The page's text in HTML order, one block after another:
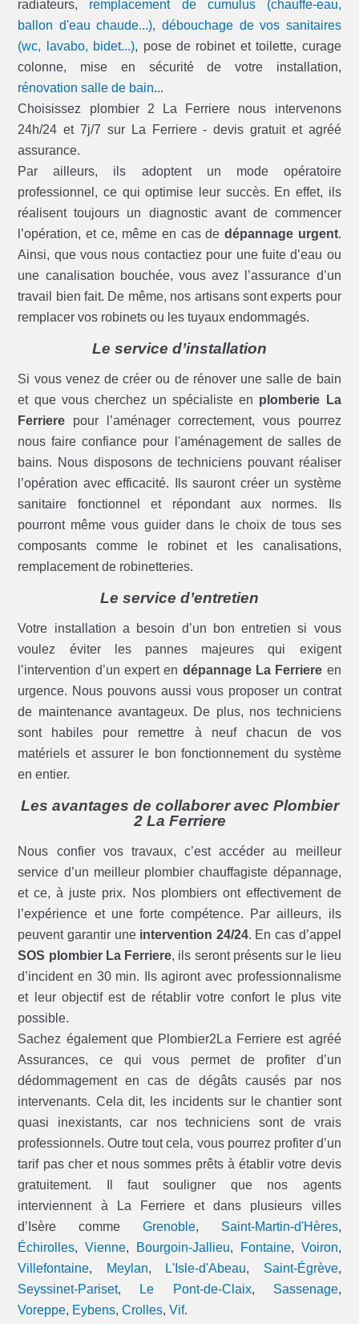
radiateurs, remplacement de cumulus (chauffe-eau,
ballon d'eau chaude...), débouchage de vos sanitaires
(wc, lavabo, bidet...), pose de robinet et toilette, curage
colonne, mise en sécurité de votre installation,
rénovation salle de bain...
Choisissez plombier 2 La Ferriere nous intervenons
24h/24 et 7j/7 sur La Ferriere - devis gratuit et agréé
assurance.
Par ailleurs, ils adoptent un mode opératoire
professionnel, ce qui optimise leur succès. En effet, ils
réalisent toujours un diagnostic avant de commencer
l’opération, et ce, même en cas de dépannage urgent.
Ainsi, que vous nous contactiez pour une fuite d’eau ou
une canalisation bouchée, vous avez l’assurance d’un
travail bien fait. De même, nos artisans sont experts pour
remplacer vos robinets ou les tuyaux endommagés.
Le service d’installation
Si vous venez de créer ou de rénover une salle de bain
et que vous cherchez un spécialiste en plomberie La
Ferriere pour l’aménager correctement, vous pourrez
nous faire confiance pour l'aménagement de salles de
bains. Nous disposons de techniciens pouvant réaliser
l’opération avec efficacité. Ils sauront créer un système
sanitaire fonctionnel et répondant aux normes. Ils
pourront même vous guider dans le choix de tous ses
composants comme le robinet et les canalisations,
remplacement de robinetteries.
Le service d’entretien
Votre installation a besoin d’un bon entretien si vous
voulez éviter les pannes majeures qui exigent
l’intervention d’un expert en dépannage La Ferriere en
urgence. Nous pouvons aussi vous proposer un contrat
de maintenance avantageux. De plus, nos techniciens
sont habiles pour remettre à neuf chacun de vos
matériels et assurer le bon fonctionnement du système
en entier.
Les avantages de collaborer avec Plombier
2 La Ferriere
Nous confier vos travaux, c’est accéder au meilleur
service d’un meilleur plombier chauffagiste dépannage,
et ce, à juste prix. Nos plombiers ont effectivement de
l’expérience et une forte compétence. Par ailleurs, ils
peuvent garantir une intervention 24/24. En cas d’appel
SOS plombier La Ferriere, ils seront présents sur le lieu
d’incident en 30 min. Ils agiront avec professionnalisme
et leur objectif est de rétablir votre confort le plus vite
possible.
Sachez également que Plombier2La Ferriere est agréé
Assurances, ce qui vous permet de profiter d’un
dédommagement en cas de dégâts causés par nos
intervenants. Cela dit, les incidents sur le chantier sont
quasi inexistants, car nos techniciens sont de vrais
professionnels. Outre tout cela, vous pourrez profiter d’un
tarif pas cher et nous sommes prêts à établir votre devis
gratuitement. Il faut souligner que nos agents
interviennent à La Ferriere et dans plusieurs villes
d’Isère comme Grenoble, Saint-Martin-d'Hères,
Échirolles,Vienne, Bourgoin-Jallieu, Fontaine, Voiron,
Villefontaine, Meylan, L'Isle-d'Abeau, Saint-Égrève,
Seyssinet-Pariset, Le Pont-de-Claix, Sassenage,
Voreppe, Eybens,Crolles,Vif.